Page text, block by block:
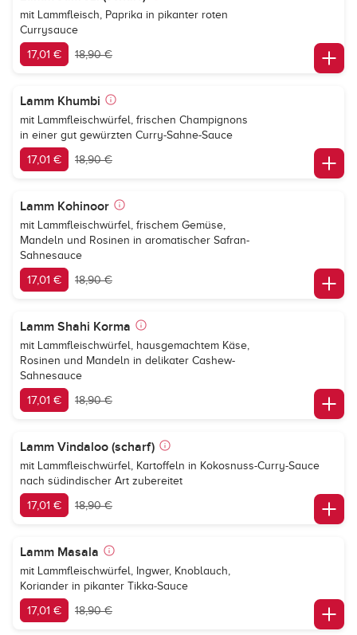
mit Lammfleisch, Paprika in pikanter roten
Currysauce
17,01 € 18,90 €
Lamm Khumbi
mit Lammfleischwürfel, frischen Champignons
in einer gut gewürzten Curry-Sahne-Sauce
17,01 € 18,90 €
Lamm Kohinoor
mit Lammfleischwürfel, frischem Gemüse,
Mandeln und Rosinen in aromatischer Safran-
Sahnesauce
17,01 € 18,90 €
Lamm Shahi Korma
mit Lammfleischwürfel, hausgemachtem Käse,
Rosinen und Mandeln in delikater Cashew-
Sahnesauce
17,01 € 18,90 €
Lamm Vindaloo (scharf)
mit Lammfleischwürfel, Kartoffeln in Kokosnuss-Curry-Sauce
nach südindischer Art zubereitet
17,01 € 18,90 €
Lamm Masala
mit Lammfleischwürfel, Ingwer, Knoblauch,
Koriander in pikanter Tikka-Sauce
17,01 € 18,90 €